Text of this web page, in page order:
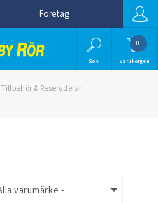
Företag
Sök
0
Varukorgen
Tillbehör & Reservdelar.